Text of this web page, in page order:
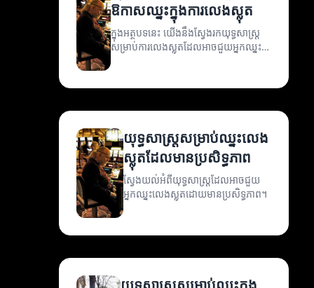
ឱកាសឈ្នះក្នុងការលេងស្លុត
ក្នុងអត្ថបទនេះ យើងនឹងស្វែងរកយុទ្ធសាស្ត្រ
សម្រាប់ការលេងស្លុតដែលអាចជួយអ្នកឈ្នះ
យុទ្ធសាស្ត្រសម្រាប់ឈ្នះលេង
ស្លុតដែលមានប្រសិទ្ធភាព
ស្វែងយល់អំពីយុទ្ធសាស្ត្រដែលអាចជួយ
អ្នកឈ្នះលេងស្លុតដោយមានប្រសិទ្ធភាព។